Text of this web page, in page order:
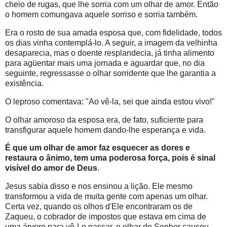
cheio de rugas, que lhe sorria com um olhar de amor. Então
o homem comungava aquele sorriso e sorria também.
Era o rosto de sua amada esposa que, com fidelidade, todos
os dias vinha contemplá-lo. A seguir, a imagem da velhinha
desaparecia, mas o doente resplandecia, já tinha alimento
para agüentar mais uma jornada e aguardar que, no dia
seguinte, regressasse o olhar sorridente que lhe garantia a
existência.
O leproso comentava: "Ao vê-la, sei que ainda estou vivo!"
O olhar amoroso da esposa era, de fato, suficiente para
transfigurar aquele homem dando-lhe esperança e vida.
É que um olhar de amor faz esquecer as dores e
restaura o ânimo, tem uma poderosa força, pois é sinal
visível do amor de Deus.
Jesus sabia disso e nos ensinou a lição. Ele mesmo
transformou a vida de muita gente com apenas um olhar.
Certa vez, quando os olhos d'Ele encontraram os de
Zaqueu, o cobrador de impostos que estava em cima de